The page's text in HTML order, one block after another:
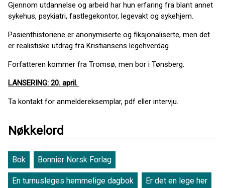
Gjennom utdannelse og arbeid har hun erfaring fra blant annet
sykehus, psykiatri, fastlegekontor, legevakt og sykehjem.
Pasienthistoriene er anonymiserte og fiksjonaliserte, men det
er realistiske utdrag fra Kristiansens legehverdag.
Forfatteren kommer fra Tromsø, men bor i Tønsberg.
LANSERING: 20. april.
Ta kontakt for anmeldereksemplar, pdf eller intervju.
Nøkkelord
Bok Bonnier Norsk Forlag
En turnusleges hemmelige dagbok Er det en lege her